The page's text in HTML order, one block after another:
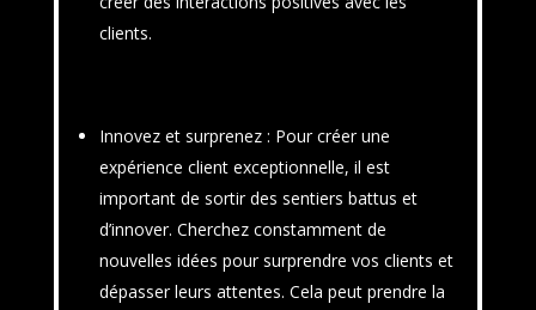
clients.
Innovez et surprenez: Pour créer une
expérience client exceptionnelle, il est
important de sortir des sentiers battus et
d’innover. Cherchez constamment de
nouvelles idées pour surprendre vos clients et
dépasser leurs attentes. Cela peut prendre la